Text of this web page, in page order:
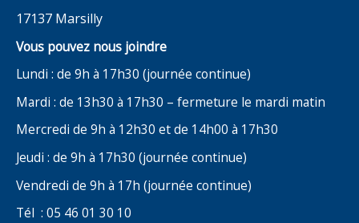
17137 Marsilly
Vous pouvez nous joindre
Lundi : de 9h à 17h30 (journée continue)
Mardi : de 13h30 à 17h30 – fermeture le mardi matin
Mercredi de 9h à 12h30 et de 14h00 à 17h30
Jeudi : de 9h à 17h30 (journée continue)
Vendredi de 9h à 17h (journée continue)
Tél : 05 46 01 30 10